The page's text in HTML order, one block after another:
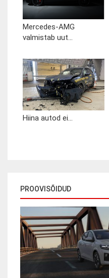
Mercedes-AMG
valmistab uut...
Hiina autod ei...
PROOVISÕIDUD